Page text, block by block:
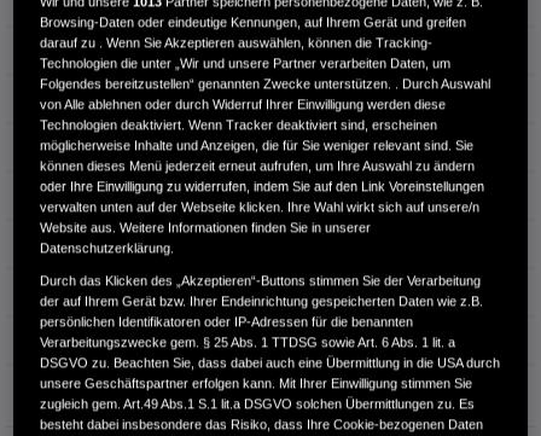
Kraftstoffart Super
Getriebe Automatik
Türen 5
Leistung 90 kW / 122 PS
Hubraum
Erstzulassung 03.2025
Bauart Limousine
Garantie
Browsing-Daten oder eindeutige Kennungen, auf Ihrem Gerät und greifen
darauf zu . Wenn Sie Akzeptieren auswählen, können die Tracking-
Technologien die unter „Wir und unsere Partner verarbeiten Daten, um
Folgendes bereitzustellen“ genannten Zwecke unterstützen. . Durch Auswahl
von Alle ablehnen oder durch Widerruf Ihrer Einwilligung werden diese
Technologien deaktiviert. Wenn Tracker deaktiviert sind, erscheinen
möglicherweise Inhalte und Anzeigen, die für Sie weniger relevant sind. Sie
können dieses Menü jederzeit erneut aufrufen, um Ihre Auswahl zu ändern
oder Ihre Einwilligung zu widerrufen, indem Sie auf den Link Voreinstellungen
verwalten unten auf der Webseite klicken. Ihre Wahl wirkt sich auf unsere/n
Website aus. Weitere Informationen finden Sie in unserer
Datenschutzerklärung.
Durch das Klicken des „Akzeptieren“-Buttons stimmen Sie der Verarbeitung
der auf Ihrem Gerät bzw. Ihrer Endeinrichtung gespeicherten Daten wie z.B.
persönlichen Identifikatoren oder IP-Adressen für die benannten
Verarbeitungszwecke gem. § 25 Abs. 1 TTDSG sowie Art. 6 Abs. 1 lit. a
DSGVO zu. Beachten Sie, dass dabei auch eine Übermittlung in die USA durch
unsere Geschäftspartner erfolgen kann. Mit Ihrer Einwilligung stimmen Sie
zugleich gem. Art.49 Abs.1 S.1 lit.a DSGVO solchen Übermittlungen zu. Es
besteht dabei insbesondere das Risiko, dass Ihre Cookie-bezogenen Daten